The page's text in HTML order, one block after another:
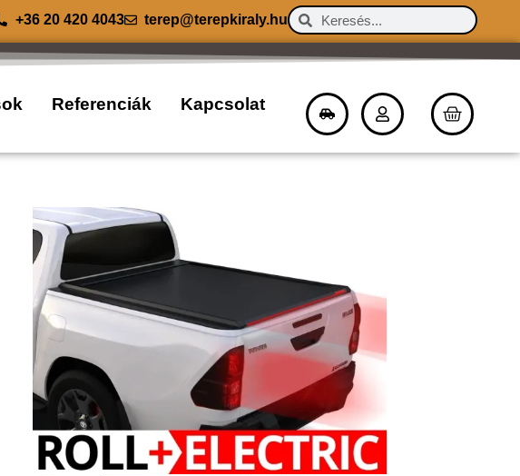
+36 20 420 4043 terep@terepkiraly.hu
Referenciák Kapcsolat